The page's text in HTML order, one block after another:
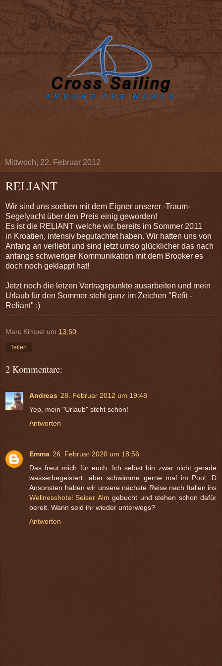
Mittwoch, 22. Februar 2012
RELIANT
Wir sind uns soeben mit dem Eigner unserer -Traum-
Segelyacht über den Preis einig geworden!
Es ist die RELIANT welche wir, bereits im Sommer 2011
in Kroatien, intensiv begutachtet haben. Wir hatten uns von
Anfang an verliebt und sind jetzt umso glücklicher das nach
anfangs schwieriger Kommunikation mit dem Brooker es
doch noch geklappt hat!
Jetzt noch die letzen Vertragspunkte ausarbeiten und mein
Urlaub für den Sommer steht ganz im Zeichen "Refit -
Reliant" :)
Marc Kimpel um 13:50
Teilen
2 Kommentare:
Andreas 28. Februar 2012 um 19:48
Yep, mein "Urlaub" steht schon!
Antworten
Emma 26. Februar 2020 um 18:56
Das freut mich für euch. Ich selbst bin zwar nicht gerade
wasserbegeistert, aber schwimme gerne mal im Pool :D
Ansonsten haben wir unsere nächste Reise nach Italien ins
Wellnesshotel Seiser Alm gebucht und stehen schon dafür
bereit. Wann seid ihr wieder unterwegs?
Antworten